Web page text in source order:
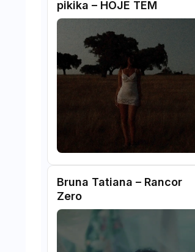
pikika – HOJE TEM
Bruna Tatiana – Rancor
Zero